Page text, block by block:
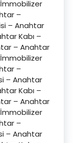
–
– Anahtar
Kabı –
– Anahtar
–
– Anahtar
Kabı –
– Anahtar
–
– Anahtar